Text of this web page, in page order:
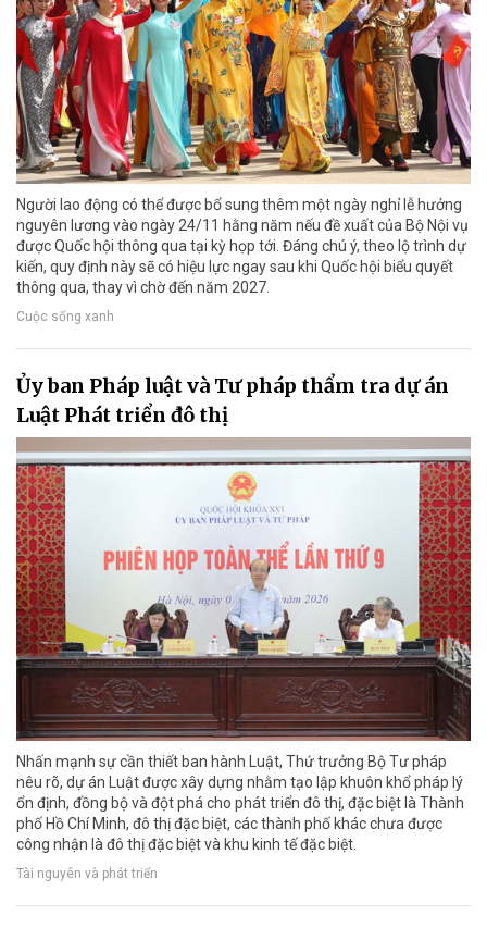
Người lao động có thể được bổ sung thêm một ngày nghỉ lễ hưởng
nguyên lương vào ngày 24/11 hằng năm nếu đề xuất của Bộ Nội vụ
được Quốc hội thông qua tại kỳ họp tới. Đáng chú ý, theo lộ trình dự
kiến, quy định này sẽ có hiệu lực ngay sau khi Quốc hội biểu quyết
thông qua, thay vì chờ đến năm 2027.
Cuộc sống xanh
Ủy ban Pháp luật và Tư pháp thẩm tra dự án
Luật Phát triển đô thị
Nhấn mạnh sự cần thiết ban hành Luật, Thứ trưởng Bộ Tư pháp
nêu rõ, dự án Luật được xây dựng nhằm tạo lập khuôn khổ pháp lý
ổn định, đồng bộ và đột phá cho phát triển đô thị, đặc biệt là Thành
phố Hồ Chí Minh, đô thị đặc biệt, các thành phố khác chưa được
công nhận là đô thị đặc biệt và khu kinh tế đặc biệt.
Tài nguyên và phát triển